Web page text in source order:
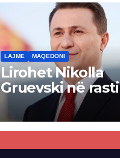
LAJME MAQEDONI
Lirohet Nikolla
Gruevski në
“Talir 2”, gjykata
rrëzon akuzat
ndërtimin e
paligjshëm të